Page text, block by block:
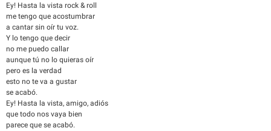
Ey! Hasta la vista rock & roll
me tengo que acostumbrar
a cantar sin oír tu voz.
Y lo tengo que decir
no me puedo callar
aunque tú no lo quieras oír
pero es la verdad
esto no te va a gustar
se acabó.
Ey! Hasta la vista, amigo, adiós
que todo nos vaya bien
parece que se acabó.